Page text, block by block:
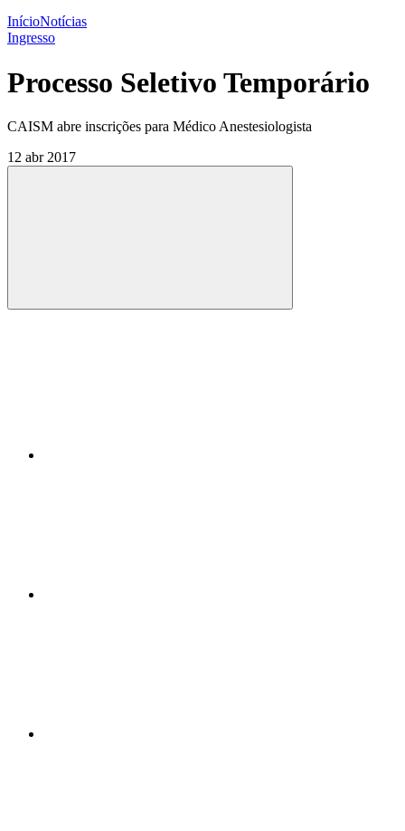
InícioNotícias
Ingresso
Processo Seletivo Temporário
CAISM abre inscrições para Médico Anestesiologista
12 abr 2017
Compartilhar